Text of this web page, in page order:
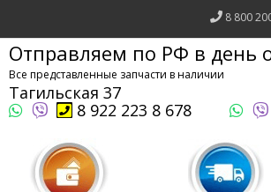
8 800
Отправляем по РФ в день
Все представленные запчасти в наличии
Тагильская 37
8 922 223 8 678